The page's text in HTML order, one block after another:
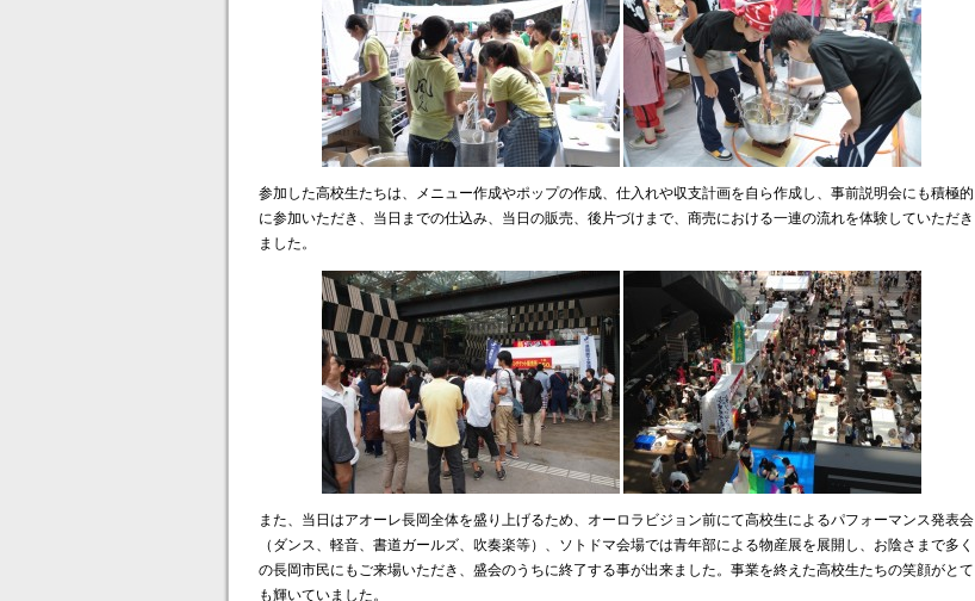
参加した高校生たちは、メニュー作成やポップの作成、仕入れや収支計画を自ら作成し、事前説明会にも積極的
に参加いただき、当日までの仕込み、当日の販売、後片づけまで、商売における一連の流れを体験していただき
ました。
また、当日はアオーレ長岡全体を盛り上げるため、オーロラビジョン前にて高校生によるパフォーマンス発表会
（ダンス、軽音、書道ガールズ、吹奏楽等）、ソトドマ会場では青年部による物産展を展開し、お陰さまで多く
の長岡市民にもご来場いただき、盛会のうちに終了する事が出来ました。事業を終えた高校生たちの笑顔がとて
も輝いていました。